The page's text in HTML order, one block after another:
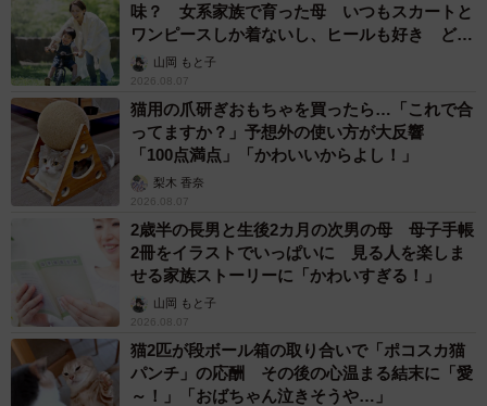
味？ 女系家族で育った母 いつもスカートと
ワンピースしか着ないし、ヒールも好き どの
へんが…
山岡 もと子
2026.08.07
猫用の爪研ぎおもちゃを買ったら…「これで合
ってますか？」予想外の使い方が大反響
「100点満点」「かわいいからよし！」
梨木 香奈
2026.08.07
2歳半の長男と生後2カ月の次男の母 母子手帳
2冊をイラストでいっぱいに 見る人を楽しま
せる家族ストーリーに「かわいすぎる！」
山岡 もと子
2026.08.07
猫2匹が段ボール箱の取り合いで「ポコスカ猫
パンチ」の応酬 その後の心温まる結末に「愛
～！」「おばちゃん泣きそうや…」